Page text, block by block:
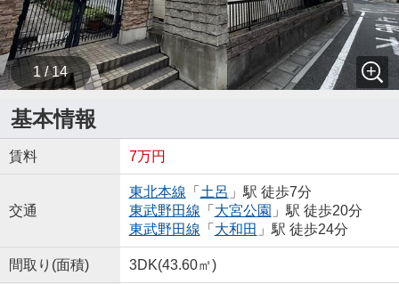
1 / 14
基本情報
賃料 7万円
交通
東北本線 「 土呂 」駅 徒歩7分
東武野田線 「 大宮公園 」駅 徒歩20分
東武野田線 「 大和田 」駅 徒歩24分
間取り(面積) 3DK(43.60㎡)